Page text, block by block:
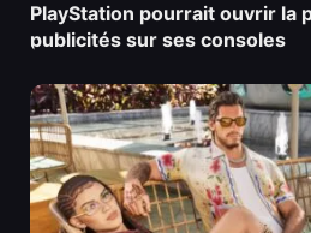
PlayStation pourrait ouvrir la
publicités sur ses consoles